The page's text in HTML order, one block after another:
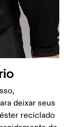
deixar seus
reciclado